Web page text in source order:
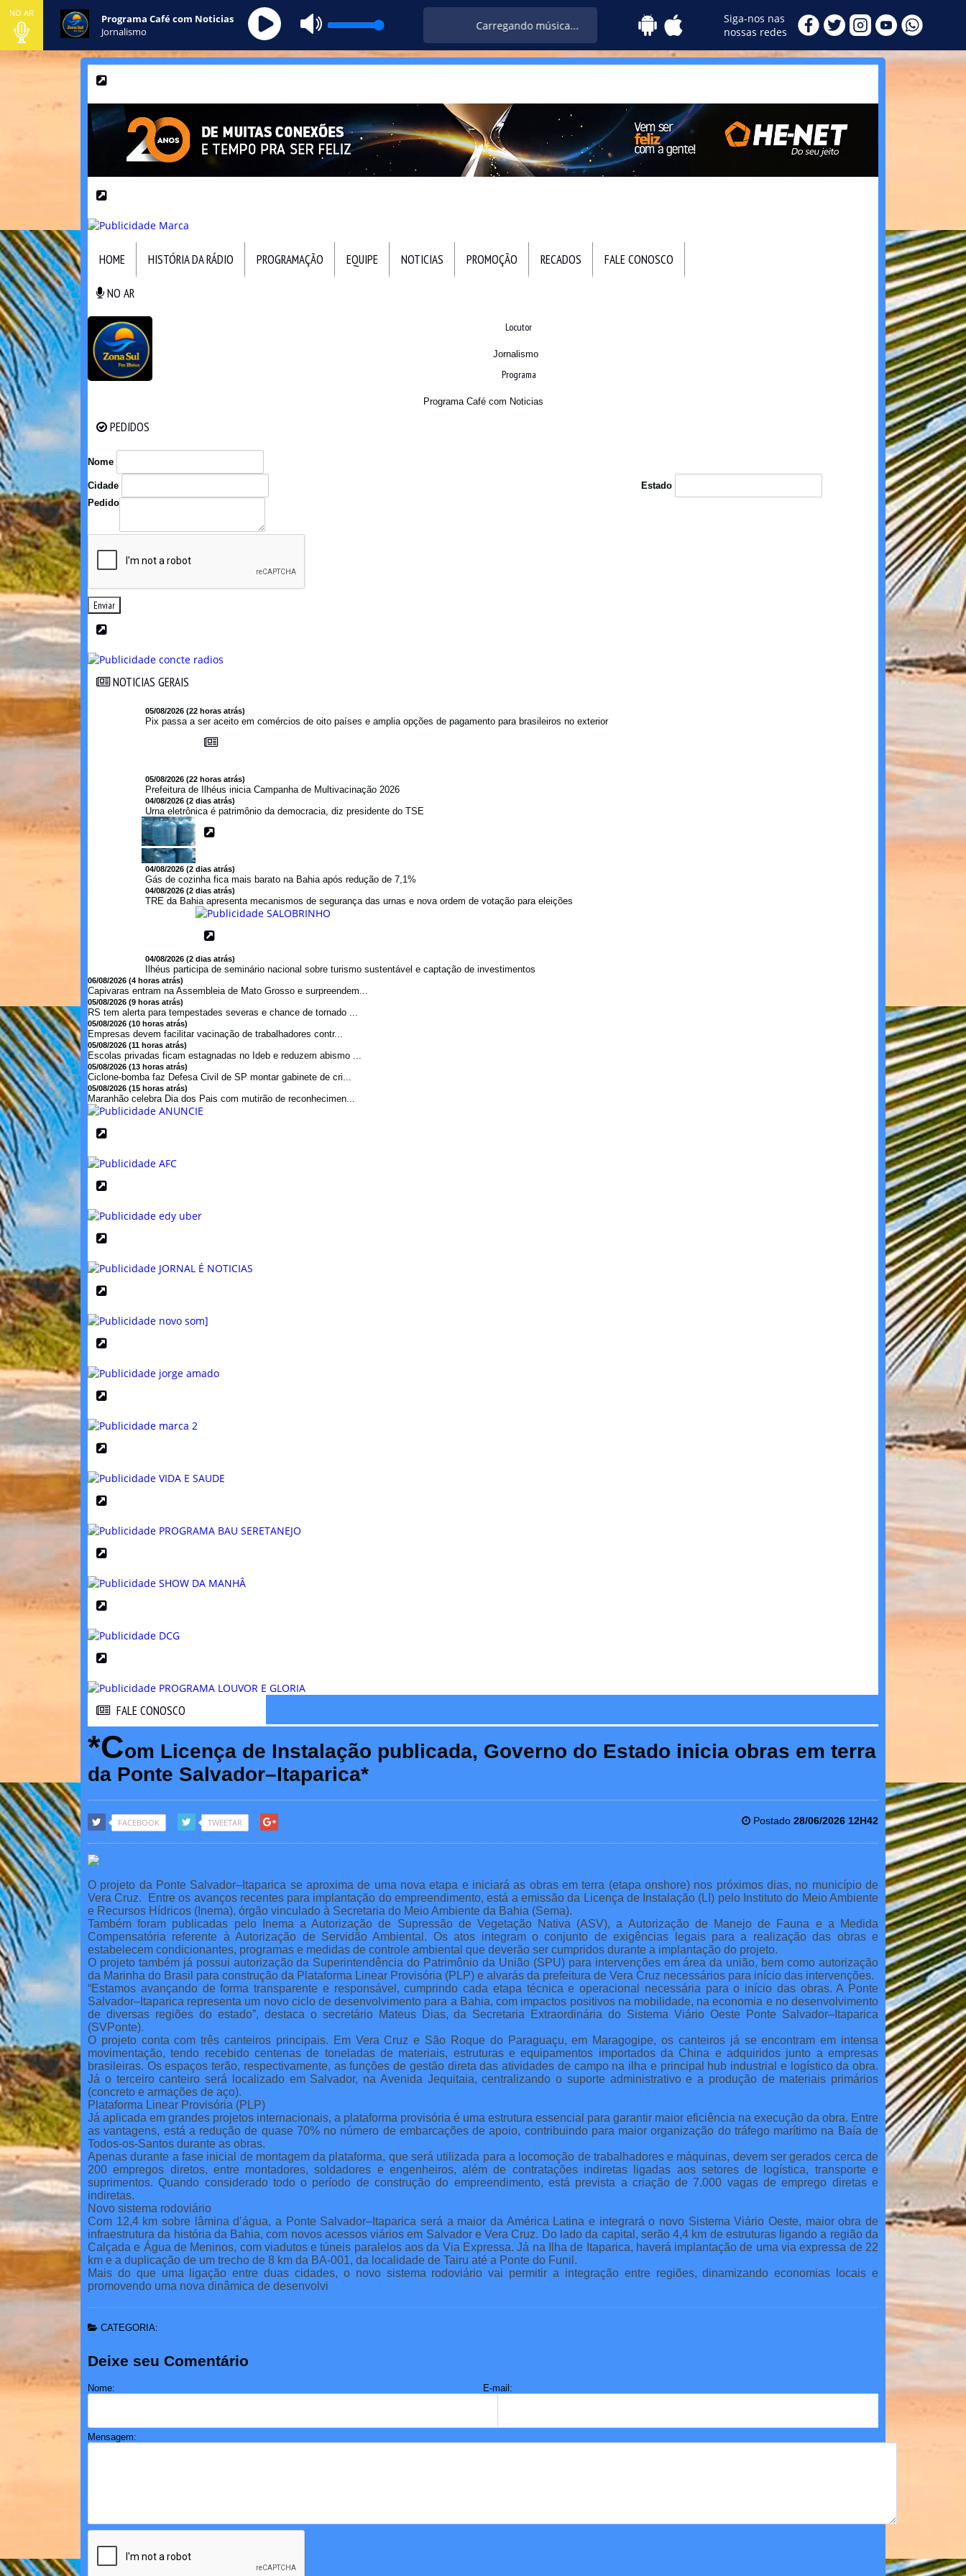
NO AR
Programa Café com Noticias
Jornalismo
Carregando música...
Siga-nos nas
nossas redes
HOME HISTÓRIA DA RÁDIO PROGRAMAÇÃO EQUIPE NOTICIAS PROMOÇÃO RECADOS FALE CONOSCO
NO AR
Locutor
Jornalismo
Programa
Programa Café com Noticias
PEDIDOS
Nome
Cidade
Estado
Pedido
Enviar
NOTICIAS GERAIS
05/08/2026 (22 horas atrás)
Pix passa a ser aceito em comércios de oito países e amplia opções de pagamento para brasileiros no exterior
05/08/2026 (22 horas atrás)
Prefeitura de Ilhéus inicia Campanha de Multivacinação 2026
04/08/2026 (2 dias atrás)
Urna eletrônica é patrimônio da democracia, diz presidente do TSE
04/08/2026 (2 dias atrás)
Gás de cozinha fica mais barato na Bahia após redução de 7,1%
04/08/2026 (2 dias atrás)
TRE da Bahia apresenta mecanismos de segurança das urnas e nova ordem de votação para eleições
04/08/2026 (2 dias atrás)
Ilhéus participa de seminário nacional sobre turismo sustentável e captação de investimentos
06/08/2026 (4 horas atrás)
Capivaras entram na Assembleia de Mato Grosso e surpreendem...
05/08/2026 (9 horas atrás)
RS tem alerta para tempestades severas e chance de tornado ...
05/08/2026 (10 horas atrás)
Empresas devem facilitar vacinação de trabalhadores contr...
05/08/2026 (11 horas atrás)
Escolas privadas ficam estagnadas no Ideb e reduzem abismo ...
05/08/2026 (13 horas atrás)
Ciclone-bomba faz Defesa Civil de SP montar gabinete de cri...
05/08/2026 (15 horas atrás)
Maranhão celebra Dia dos Pais com mutirão de reconhecimen...
FALE CONOSCO
*Com Licença de Instalação publicada, Governo do Estado inicia obras em terra
da Ponte Salvador–Itaparica*
FACEBOOK TWEETAR Postado 28/06/2026 12H42
O projeto da Ponte Salvador–Itaparica se aproxima de uma nova etapa e iniciará as obras em terra (etapa onshore) nos próximos dias, no município de
Vera Cruz. Entre os avanços recentes para implantação do empreendimento, está a emissão da Licença de Instalação (LI) pelo Instituto do Meio Ambiente
e Recursos Hídricos (Inema), órgão vinculado à Secretaria do Meio Ambiente da Bahia (Sema).
Também foram publicadas pelo Inema a Autorização de Supressão de Vegetação Nativa (ASV), a Autorização de Manejo de Fauna e a Medida
Compensatória referente à Autorização de Servidão Ambiental. Os atos integram o conjunto de exigências legais para a realização das obras e
estabelecem condicionantes, programas e medidas de controle ambiental que deverão ser cumpridos durante a implantação do projeto.
O projeto também já possui autorização da Superintendência do Patrimônio da União (SPU) para intervenções em área da união, bem como autorização
da Marinha do Brasil para construção da Plataforma Linear Provisória (PLP) e alvarás da prefeitura de Vera Cruz necessários para início das intervenções.
“Estamos avançando de forma transparente e responsável, cumprindo cada etapa técnica e operacional necessária para o início das obras. A Ponte
Salvador–Itaparica representa um novo ciclo de desenvolvimento para a Bahia, com impactos positivos na mobilidade, na economia e no desenvolvimento
de diversas regiões do estado”, destaca o secretário Mateus Dias, da Secretaria Extraordinária do Sistema Viário Oeste Ponte Salvador–Itaparica
(SVPonte).
O projeto conta com três canteiros principais. Em Vera Cruz e São Roque do Paraguaçu, em Maragogipe, os canteiros já se encontram em intensa
movimentação, tendo recebido centenas de toneladas de materiais, estruturas e equipamentos importados da China e adquiridos junto a empresas
brasileiras. Os espaços terão, respectivamente, as funções de gestão direta das atividades de campo na ilha e principal hub industrial e logístico da obra.
Já o terceiro canteiro será localizado em Salvador, na Avenida Jequitaia, centralizando o suporte administrativo e a produção de materiais primários
(concreto e armações de aço).
Plataforma Linear Provisória (PLP)
Já aplicada em grandes projetos internacionais, a plataforma provisória é uma estrutura essencial para garantir maior eficiência na execução da obra. Entre
as vantagens, está a redução de quase 70% no número de embarcações de apoio, contribuindo para maior organização do tráfego marítimo na Baía de
Todos-os-Santos durante as obras.
Apenas durante a fase inicial de montagem da plataforma, que será utilizada para a locomoção de trabalhadores e máquinas, devem ser gerados cerca de
200 empregos diretos, entre montadores, soldadores e engenheiros, além de contratações indiretas ligadas aos setores de logística, transporte e
suprimentos. Quando considerado todo o período de construção do empreendimento, está prevista a criação de 7.000 vagas de emprego diretas e
indiretas.
Novo sistema rodoviário
Com 12,4 km sobre lâmina d’água, a Ponte Salvador–Itaparica será a maior da América Latina e integrará o novo Sistema Viário Oeste, maior obra de
infraestrutura da história da Bahia, com novos acessos viários em Salvador e Vera Cruz. Do lado da capital, serão 4,4 km de estruturas ligando a região da
Calçada e Água de Meninos, com viadutos e túneis paralelos aos da Via Expressa. Já na Ilha de Itaparica, haverá implantação de uma via expressa de 22
km e a duplicação de um trecho de 8 km da BA-001, da localidade de Tairu até a Ponte do Funil.
Mais do que uma ligação entre duas cidades, o novo sistema rodoviário vai permitir a integração entre regiões, dinamizando economias locais e
promovendo uma nova dinâmica de desenvolvi
CATEGORIA:
Deixe seu Comentário
Nome: E-mail:
Mensagem: